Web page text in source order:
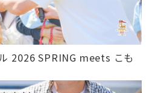
2026 SPRING meets こも